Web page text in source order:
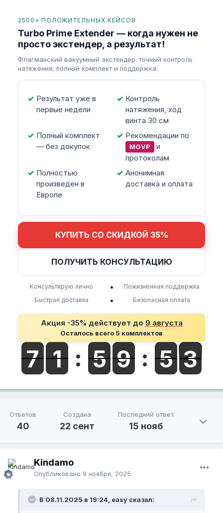
2500+ ПОЛОЖИТЕЛЬНЫХ КЕЙСОВ
Turbo Prime Extender — когда нужен не
просто экстендер, а результат!
Флагманский вакуумный экстендер: точный контроль
натяжения, полный комплект и поддержка.
Результат уже в
первые недели
Контроль
натяжения, ход
винта 30 см
Полный комплект
— без докупок
Рекомендации по
MGVP
и
протоколам
Полностью
произведен в
Европе
Анонимная
доставка и оплата
КУПИТЬ СО СКИДКОЙ 35%
ПОЛУЧИТЬ КОНСУЛЬТАЦИЮ
Консультирую лично •
Пожизненная поддержка
Быстрая доставка
• Безопасная оплата
Акция -35% действует до 9 августа
Осталось всего 5 комплектов
Ответов
40
Создана
22 сент
Последний ответ
15 нояб
Kindamo
Опубликовано 9 ноября, 2025
В 08.11.2025 в 19:24, easy сказал: